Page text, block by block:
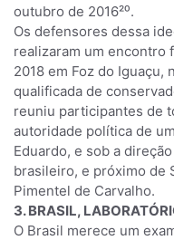
outubro de 2016²⁰.
Os defensores dessa
realizaram um encontro
2018 em Foz do Iguaçu,
qualificada de
reuniu participantes de
autoridade política de
Eduardo, e sob a
brasileiro, e próximo de
Pimentel de Carvalho.
3. BRASIL,
O Brasil merece um